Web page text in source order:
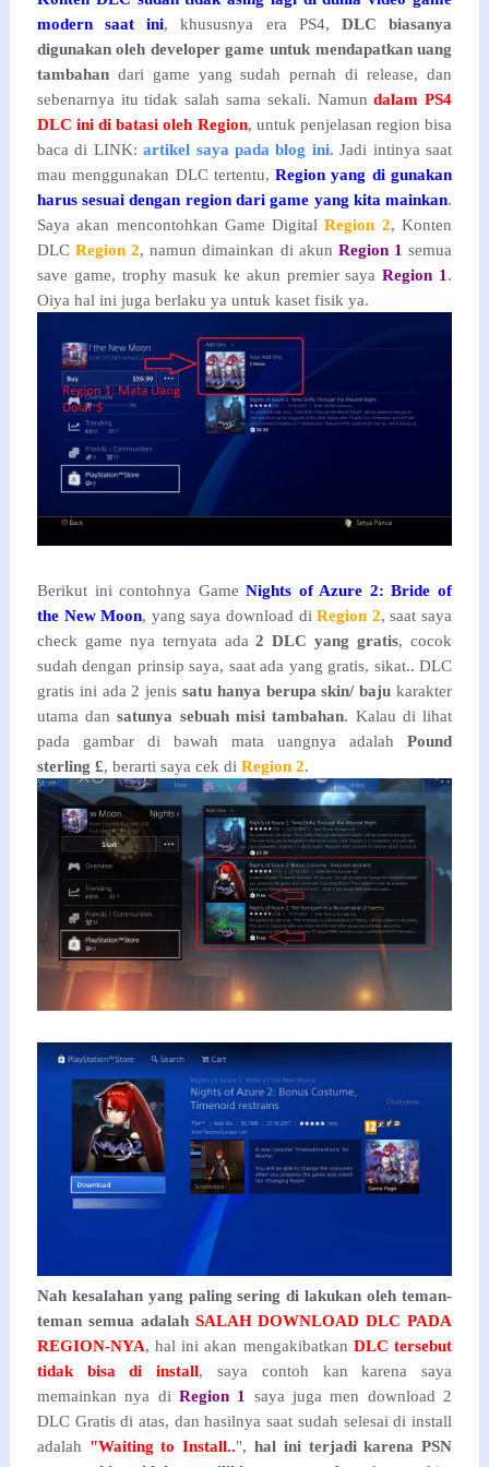
modern saat ini, khususnya era PS4, DLC biasanya
digunakan oleh developer game untuk mendapatkan uang
tambahandari game yang sudah pernah di release, dan
sebenarnya itu tidak salah sama sekali. Namundalam PS4
DLC ini di batasi oleh Region, untuk penjelasan region bisa
baca di LINK:artikel saya pada blog ini. Jadi intinya saat
mau menggunakan DLC tertentu,Region yang di gunakan
harus sesuai dengan region dari game yang kita mainkan.
Saya akan mencontohkan Game DigitalRegion 2, Konten
DLCRegion 2, namun dimainkan di akun Region 1 semua
save game, trophy masuk ke akun premier sayaRegion 1 .
Oiya hal ini juga berlaku ya untuk kaset fisik ya.
Berikut ini contohnya GameNights of Azure 2: Bride of
the New Moon, yang saya download diRegion 2, saat saya
check game nya ternyata ada2 DLC yang gratis, cocok
sudah dengan prinsip saya, saat ada yang gratis, sikat.. DLC
gratis ini ada 2 jenis satu hanya berupa skin/ baju karakter
utama dansatunya sebuah misi tambahan. Kalau di lihat
pada gambar di bawah mata uangnya adalahPound
sterling £, berarti saya cek di Region 2.
Nah kesalahan yang paling sering di lakukan oleh teman-
teman semua adalah SALAH DOWNLOAD DLC PADA
REGION-NYA, hal ini akan mengakibatkan DLC tersebut
tidak bisa di install, saya contoh kan karena saya
memainkan nya di Region 1
saya juga men download 2
DLC Gratis di atas, dan hasilnya saat sudah selesai di install
adalah "Waiting to Install..",hal ini terjadi karena PSN